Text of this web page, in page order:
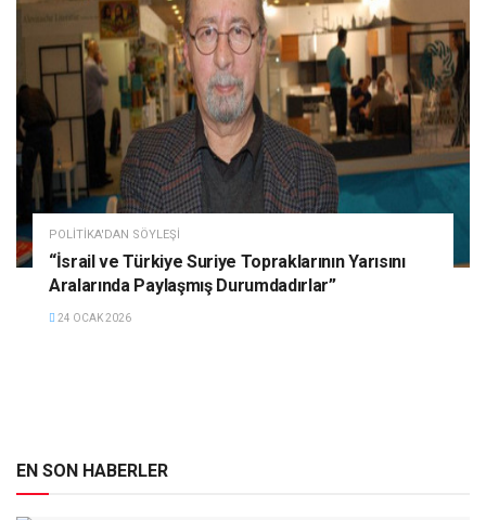
POLITIKA'DAN SÖYLEŞI
“İsrail ve Türkiye Suriye Topraklarının Yarısını
Aralarında Paylaşmış Durumdadırlar”
24 OCAK 2026
EN SON HABERLER